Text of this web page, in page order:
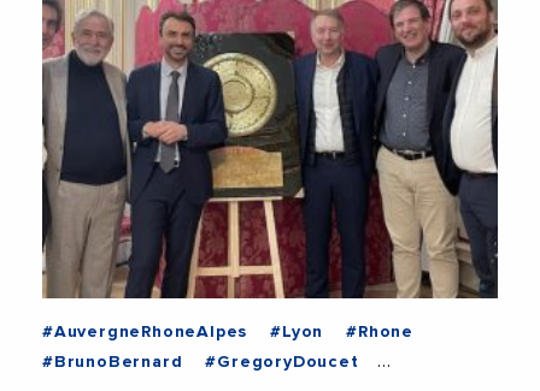
#AuvergneRhoneAlpes #Lyon
#Rhone
#BrunoBernard
#GregoryDoucet